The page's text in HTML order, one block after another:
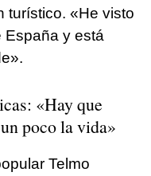
turístico. «He visto
España y está
«Hay que
poco la vida»
Telmo